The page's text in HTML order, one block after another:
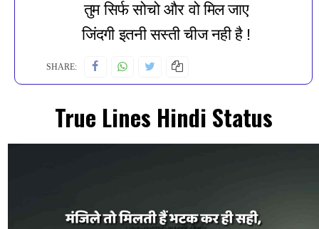
तुम सिर्फ सोचो और वो मिल जाए
जिंदगी इतनी सस्ती चीज नही है !
SHARE:
True Lines Hindi Status